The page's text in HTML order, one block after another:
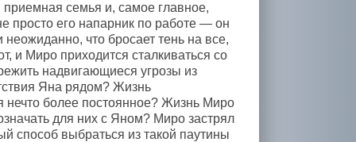
семья и, самое главное,
просто его напарник по работе — он
неожиданно, что бросает тень на все,
и Миро приходится сталкиваться со
надвигающиеся угрозы из
Яна рядом? Жизнь
нечто более постоянное? Жизнь Миро
для них с Яном? Миро застрял
способ выбраться из такой паутины